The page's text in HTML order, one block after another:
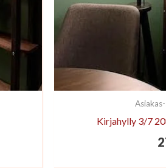
Kirjahylly 3/7